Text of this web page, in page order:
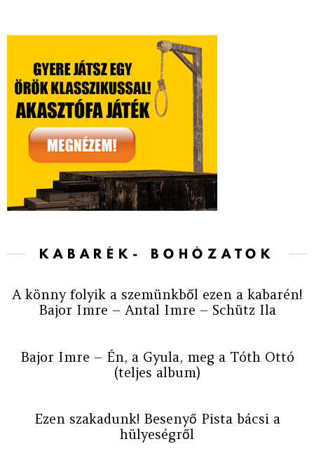
KABARÉK- BOHÓZATOK
A könny folyik a szemünkből ezen a kabarén!
Bajor Imre – Antal Imre – Schütz Ila
Bajor Imre – Én, a Gyula, meg a Tóth Ottó
(teljes album)
Ezen szakadunk! Besenyő Pista bácsi a
hülyeségről